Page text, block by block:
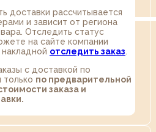
доставки рассчитывается
и зависит от региона
Отследить статус
на сайте компании
отследить заказ.
с доставкой по
только по предварительной
заказа и